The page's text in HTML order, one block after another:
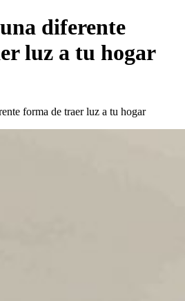
diferente
luz a tu hogar
forma de traer luz a tu hogar